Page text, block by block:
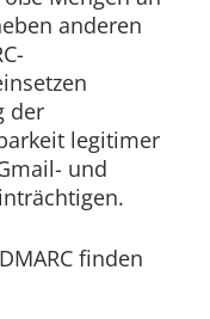
anderen
der
legitimer
und
finden